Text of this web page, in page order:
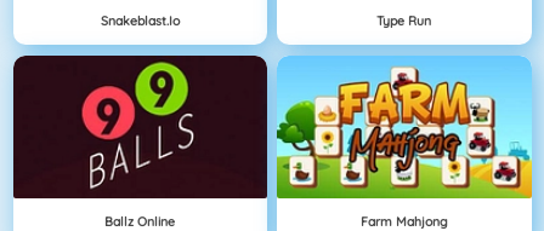
Snakeblast.io Type Run
Ballz Online Farm Mahjong